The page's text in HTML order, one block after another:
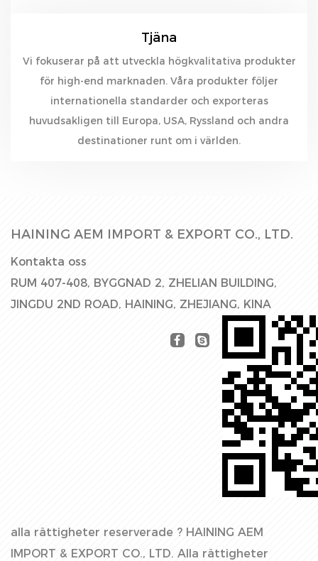
Tjäna
Vi fokuserar på att utveckla högkvalitativa produkter
för high-end marknaden. Våra produkter följer
internationella standarder och exporteras
huvudsakligen till Europa, USA, Ryssland och andra
destinationer runt om i världen.
HAINING AEM IMPORT & EXPORT CO., LTD.
Kontakta oss
RUM 407-408, BYGGNAD 2, ZHELIAN BUILDING,
JINGDU 2ND ROAD, HAINING, ZHEJIANG, KINA
alla rättigheter reserverade ? HAINING AEM
IMPORT & EXPORT CO., LTD. Alla rättigheter